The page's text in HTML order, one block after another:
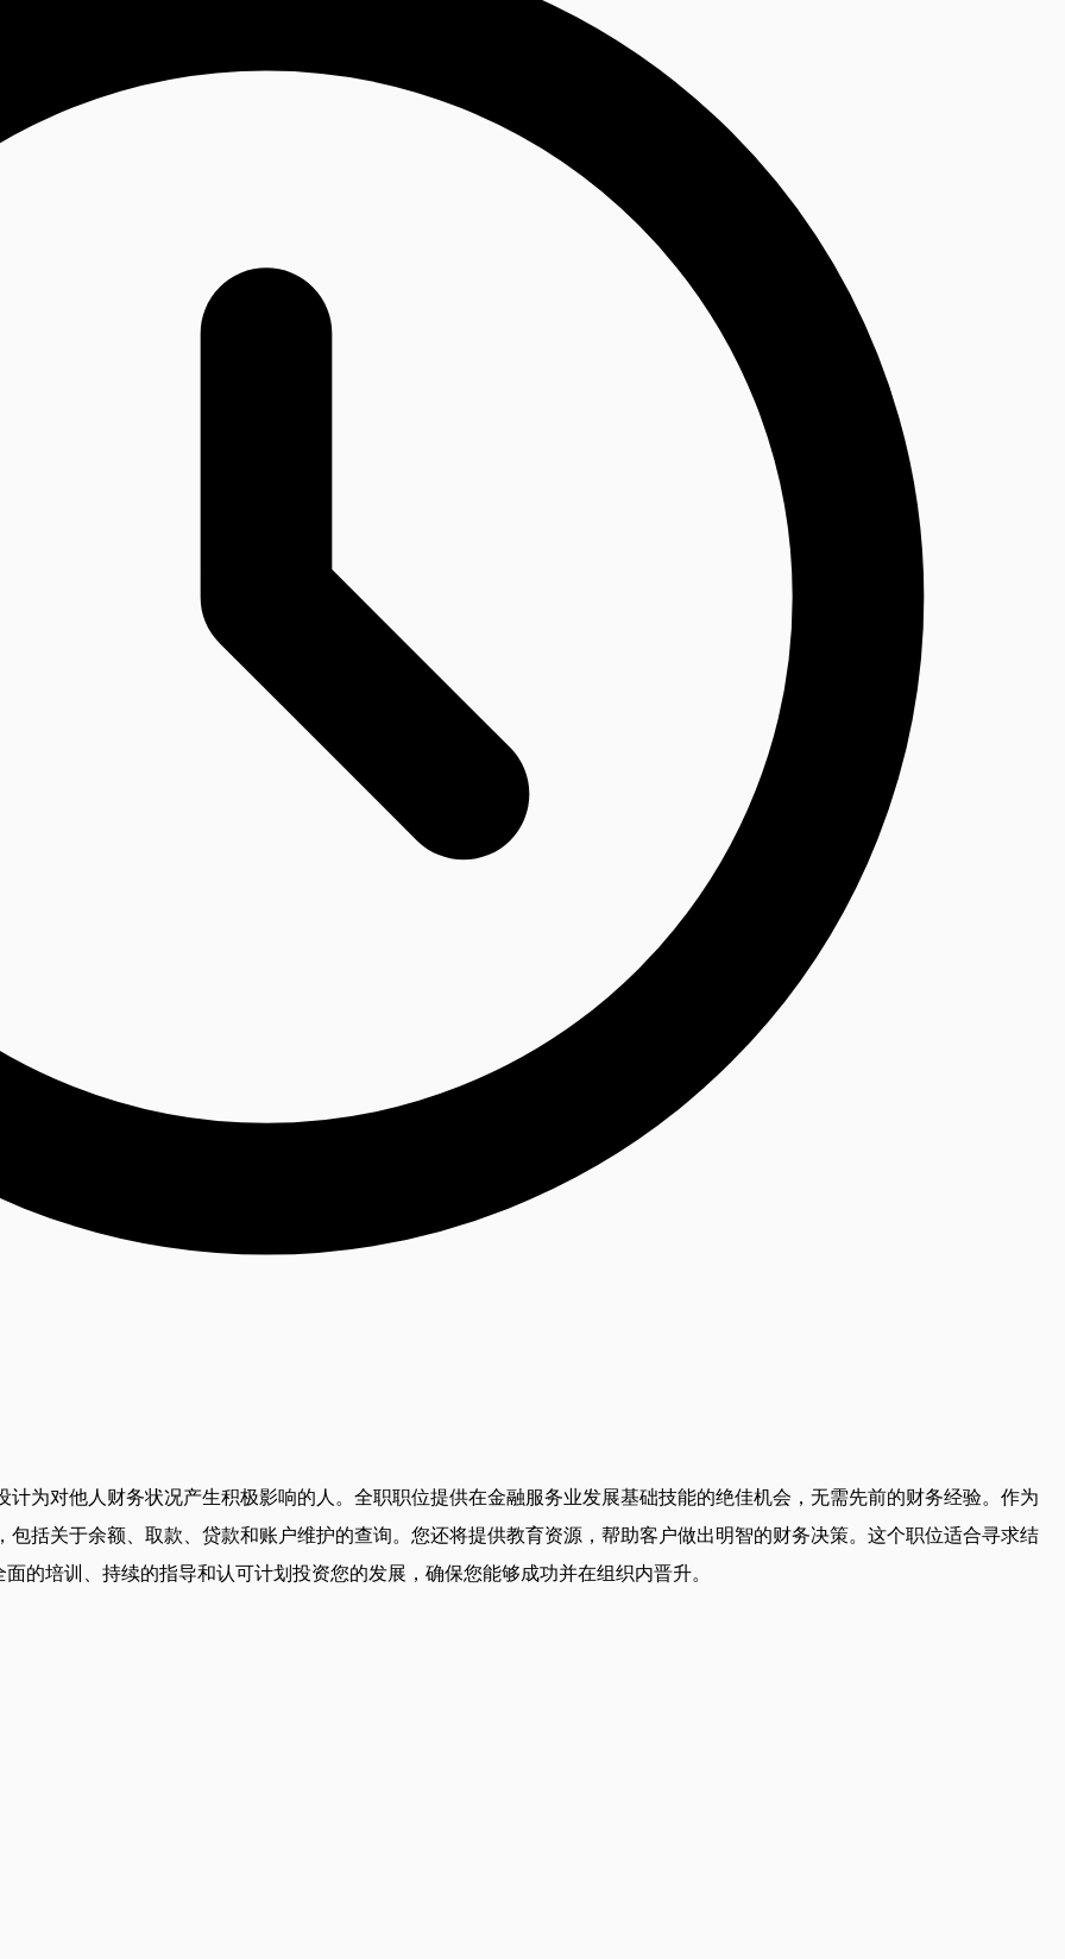
设计为对他人财务状况产生积极影响的人。全职职位提供在金融服务业发展基础技能的绝佳机会，无需先前的财务经验。作为
括关于余额、取款、贷款和账户维护的查询。您还将提供教育资源，帮助客户做出明智的财务决策。这个职位适合寻求结
的培训、持续的指导和认可计划投资您的发展，确保您能够成功并在组织内晋升。